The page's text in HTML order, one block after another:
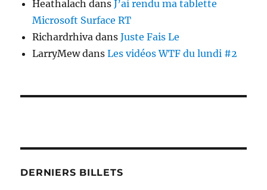
Heathalach dansJ’ai rendu ma tablette
Microsoft Surface RT
Richardrhiva dansJuste Fais Le
LarryMewdansLes vidéos WTF du lundi #2
DERNIERS BILLETS